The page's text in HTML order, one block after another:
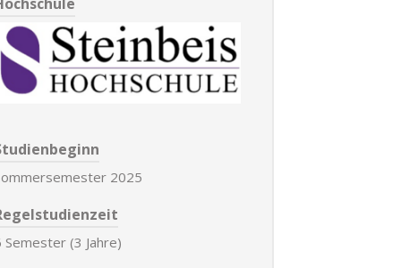
2025
Semester (3 Jahre)